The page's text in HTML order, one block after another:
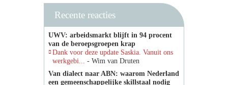
Recente reacties
UWV: arbeidsmarkt blijft in 94 procent
van de beroepsgroepen krap
Dank voor deze update Saskia. Vanuit ons
werkgebi... - Wim van Druten
Van dialect naar ABN: waarom Nederland
een gemeenschappelijke skillstaal nodig